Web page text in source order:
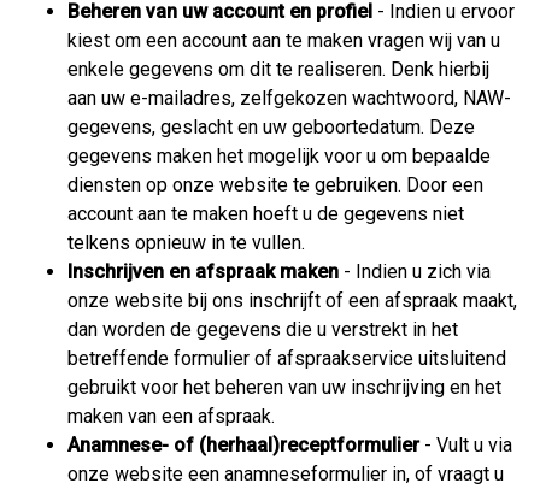
Beheren van uw account en profiel - Indien u ervoor
kiest om een account aan te maken vragen wij van u
enkele gegevens om dit te realiseren. Denk hierbij
aan uw e-mailadres, zelfgekozen wachtwoord, NAW-
gegevens, geslacht en uw geboortedatum. Deze
gegevens maken het mogelijk voor u om bepaalde
diensten op onze website te gebruiken. Door een
account aan te maken hoeft u de gegevens niet
telkens opnieuw in te vullen.
Inschrijven en afspraak maken - Indien u zich via
onze website bij ons inschrijft of een afspraak maakt,
dan worden de gegevens die u verstrekt in het
betreffende formulier of afspraakservice uitsluitend
gebruikt voor het beheren van uw inschrijving en het
maken van een afspraak.
Anamnese- of (herhaal)receptformulier- Vult u via
onze website een anamneseformulier in, of vraagt u